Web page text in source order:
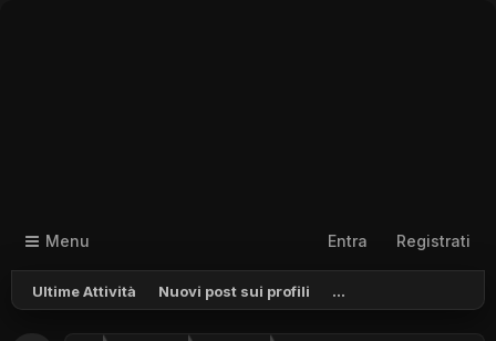
Menu
Ultime Attività Nuovi post sui profili ...
Entra Registrati